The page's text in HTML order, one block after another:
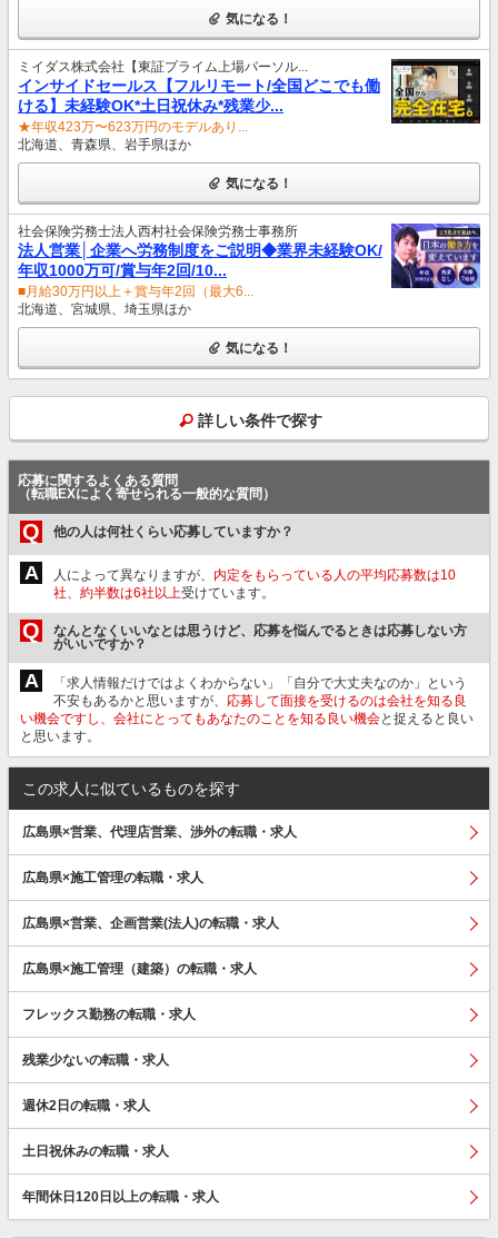
気になる！
ミイダス株式会社【東証プライム上場パーソル...
インサイドセールス【フルリモート/全国どこでも働
ける】未経験OK*土日祝休み*残業少...
★年収423万〜623万円のモデルあり...
北海道、青森県、岩手県ほか
気になる！
社会保険労務士法人西村社会保険労務士事務所
法人営業│企業へ労務制度をご説明◆業界未経験OK/
年収1000万可/賞与年2回/10...
■月給30万円以上＋賞与年2回（最大6...
北海道、宮城県、埼玉県ほか
気になる！
詳しい条件で探す
応募に関するよくある質問
（転職EXによく寄せられる一般的な質問）
Q 他の人は何社くらい応募していますか？
A 人によって異なりますが、 内定をもらっている人の平均応募数は10
社、約半数は6社以上受けています。
Q
なんとなくいいなとは思うけど、応募を悩んでるときは応募しない方
がいいですか？
A
「求人情報だけではよくわからない」「自分で大丈夫なのか」という
不安もあるかと思いますが、 応募して面接を受けるのは会社を知る良
い機会ですし、会社にとってもあなたのことを知る良い機会と捉えると良い
と思います。
この求人に似ているものを探す
広島県×営業、代理店営業、渉外の転職・求人
広島県×施工管理の転職・求人
広島県×営業、企画営業(法人)の転職・求人
広島県×施工管理（建築）の転職・求人
フレックス勤務の転職・求人
残業少ないの転職・求人
週休2日の転職・求人
土日祝休みの転職・求人
年間休日120日以上の転職・求人